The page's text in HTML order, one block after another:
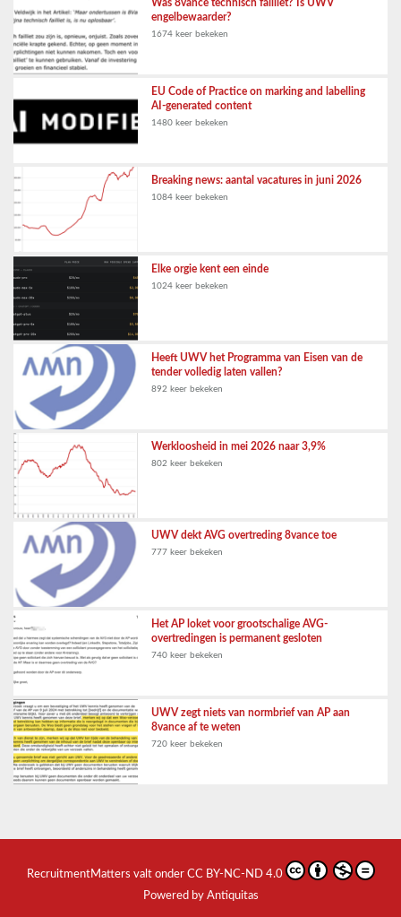
Was 8vance technisch failliet? Is UWV
engelbewaarder?
1674 keer bekeken
EU Code of Practice on marking and labelling
AI-generated content
1480 keer bekeken
Breaking news: aantal vacatures in juni 2026
1084 keer bekeken
Elke orgie kent een einde
1024 keer bekeken
Heeft UWV het Programma van Eisen van de
tender volledig laten vallen?
892 keer bekeken
Werkloosheid in mei 2026 naar 3,9%
802 keer bekeken
UWV dekt AVG overtreding 8vance toe
777 keer bekeken
Het AP loket voor grootschalige AVG-
overtredingen is permanent gesloten
740 keer bekeken
UWV zegt niets van normbrief van AP aan
8vance af te weten
720 keer bekeken
RecruitmentMatters valt onder CC BY-NC-ND 4.0
Powered by Antiquitas